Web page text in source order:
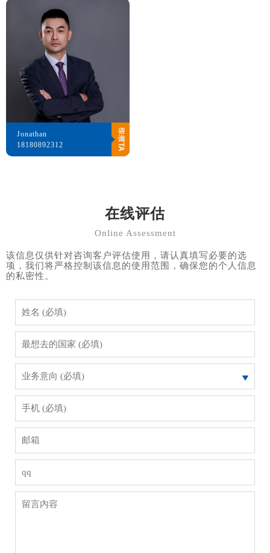
Jonathan
18180892312
在线评估
Online Assessment
该信息仅供针对咨询客户评估使用，请认真填写必要的选
项，我们将严格控制该信息的使用范围，确保您的个人信息
的私密性。